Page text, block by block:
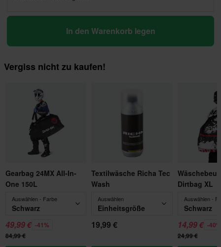
In den Warenkorb legen
Vergiss nicht zu kaufen!
Gearbag 24MX All-In-
One 150L
Auswählen - Farbe
Schwarz
49,99 € -41%
84,99 €
Textilwäsche Richa Tec
Wash
Auswählen
Einheitsgröße
19,99 €
Dirtbag XL
Auswählen -
Schwarz
14,99 € -40%
24,99 €